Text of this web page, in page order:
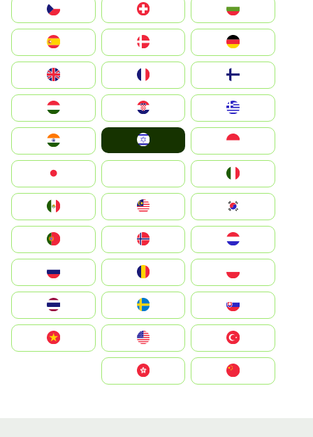
България
Switzerland
Czechia
Deutschland
Denmark
United Kingdom
Hrvatska
Magyarország
Indonesia
South Korea
Nederland
Portugal
România
Slovensko
United States
Vietnam